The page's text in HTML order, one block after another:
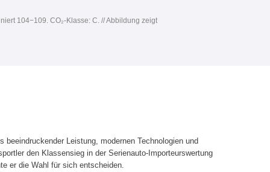
104−109. CO₂-Klasse: C. // Abbildung zeigt
Leistung, modernen Technologien und
den Klassensieg in der Serienauto-Importeurswertung
er die Wahl für sich entscheiden.